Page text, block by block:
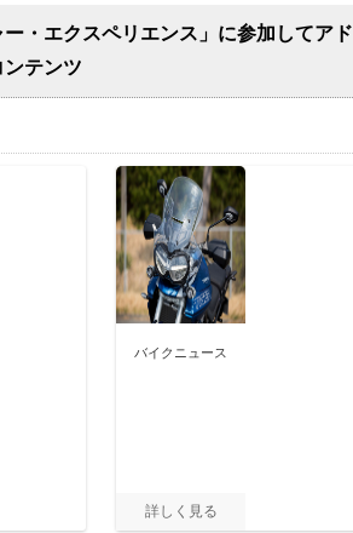
・エクスペリエンス」に参加してアド
テンツ
バイクニュース